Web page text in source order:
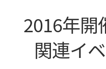
2016年開
関連イ